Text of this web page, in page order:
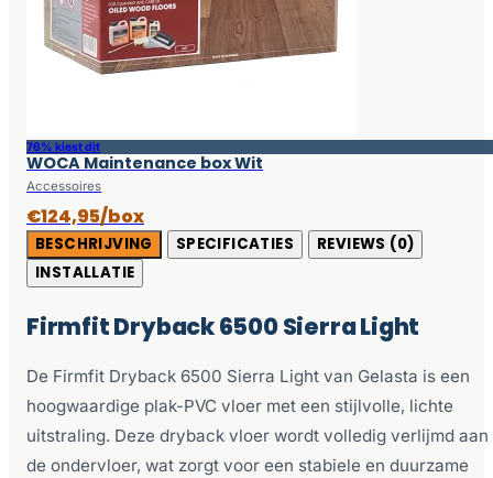
76% kiest dit
WOCA Maintenance box Wit
Accessoires
€124,95/box
BESCHRIJVING SPECIFICATIES
REVIEWS (0)
INSTALLATIE
Firmfit Dryback 6500 Sierra Light
De Firmfit Dryback 6500 Sierra Light van Gelasta is een
hoogwaardige plak-PVC vloer met een stijlvolle, lichte
uitstraling. Deze dryback vloer wordt volledig verlijmd aan
de ondervloer, wat zorgt voor een stabiele en duurzame